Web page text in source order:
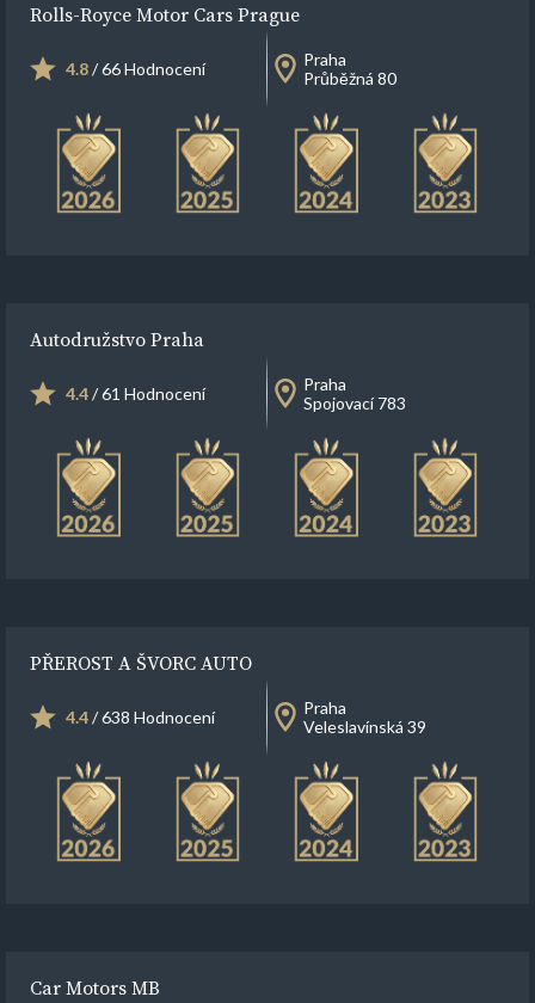
Rolls-Royce Motor Cars Prague
4.8/ 66 Hodnocení
Praha
Průběžná 80
Autodružstvo Praha
4.4/ 61 Hodnocení
Praha
Spojovací 783
PŘEROST A ŠVORC AUTO
4.4/ 638 Hodnocení
Praha
Veleslavínská 39
Car Motors MB